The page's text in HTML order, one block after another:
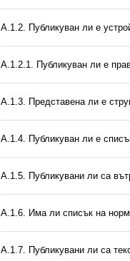
А.1.2. Публикуван ли е
А.1.2.1. Публикуван ли е
A.1.3. Представена ли е
А.1.4. Публикуван ли е
А.1.5. Публикувани ли са
А.1.6. Има ли списък на
А.1.7. Публикувани ли са